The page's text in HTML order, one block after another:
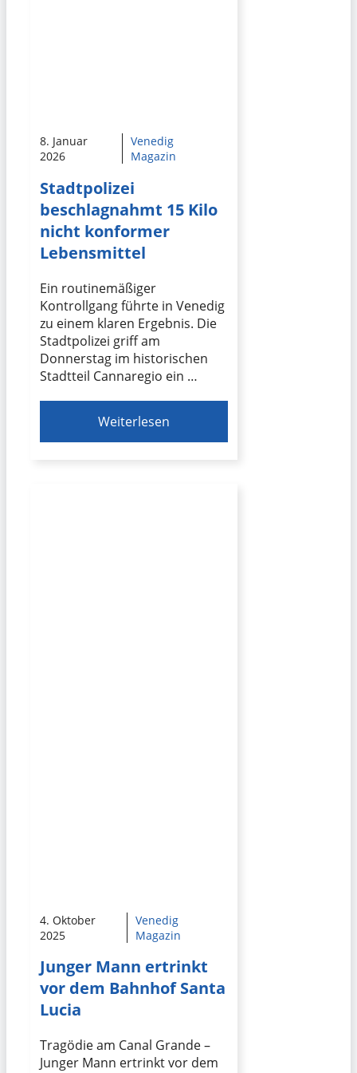
8. Januar
2026
Venedig
Magazin
Stadtpolizei
beschlagnahmt 15 Kilo
nicht konformer
Lebensmittel
Ein routinemäßiger
Kontrollgang führte in Venedig
zu einem klaren Ergebnis. Die
Stadtpolizei griff am
Donnerstag im historischen
Stadtteil Cannaregio ein …
Weiterlesen
4. Oktober
2025
Venedig
Magazin
Junger Mann ertrinkt
vor dem Bahnhof Santa
Lucia
Tragödie am Canal Grande –
Junger Mann ertrinkt vor dem